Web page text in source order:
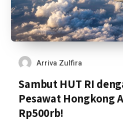
Arriva Zulfira
Sambut HUT RI
Pesawat Hongkong
Rp500rb!